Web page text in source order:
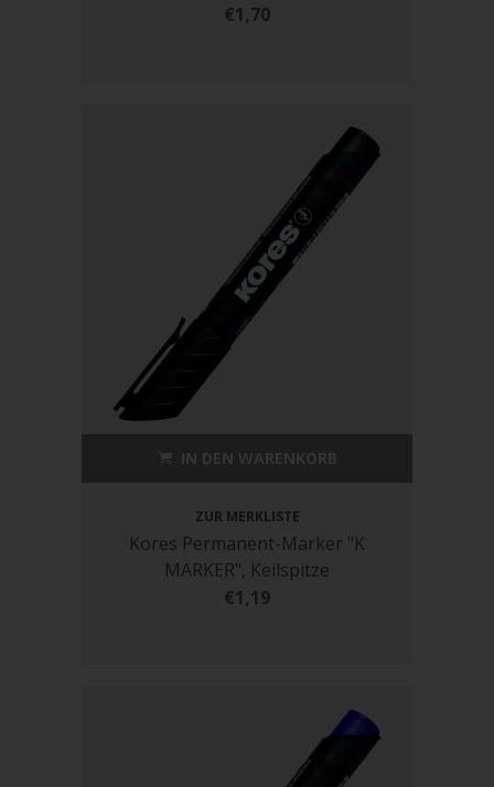
€1,70
ZUR MERKLISTE
Kores Permanent-Marker "K
MARKER", Keilspitze
€1,19